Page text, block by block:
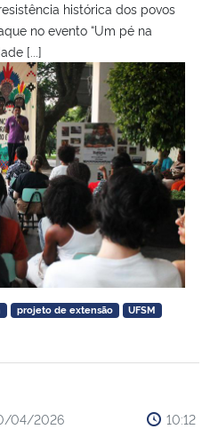
e Comunicações
Direitos Humanos
histórica dos povos
no evento “Um pé na
[...]
projeto de extensão UFSM
04/2026 10:12